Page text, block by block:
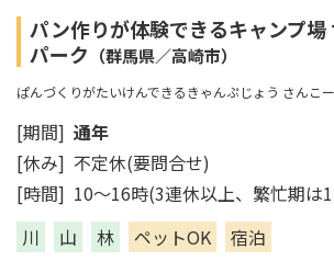
パン作りが体験できるキャンプ場
パーク （群馬県／高崎市）
ぱんづくりがたいけんできるきゃんぷじょう さんこ
[期間] 通年
[休み] 不定休(要問合せ)
[時間] 10～16時(3連休以上、繁忙期は
川
山 林 ペットOK
宿泊